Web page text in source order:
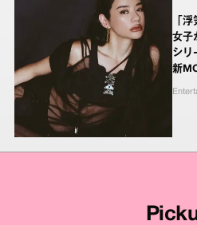
「
女子
シリ
新